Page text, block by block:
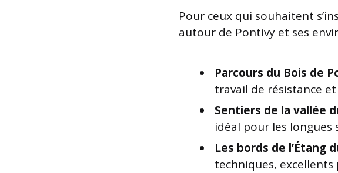
Pour ceux qui souhaitent
autour de Pontivy et ses
Parcours du Bois de
travail de résistance
Sentiers de la vallée
idéal pour les
Les bords de l’Étang
techniques,